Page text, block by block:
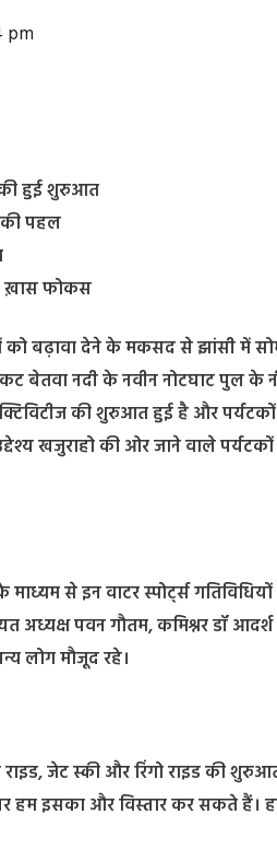
pm
की हुई शुरुआत
की पहल
ख़ास फोकस
बढ़ावा देने के मकसद से झांसी में
बेतवा नदी के नवीन नोटघाट पुल के
की शुरुआत हुई है और
खजुराहो की ओर जाने वाले पर्यटकों
माध्यम से इन वाटर स्पोर्ट्स
अध्यक्ष पवन गौतम, कमिश्नर डॉ
लोग मौजूद रहे।
जेट स्की और रिंगो राइड की
हम इसका और विस्तार कर सकते हैं।